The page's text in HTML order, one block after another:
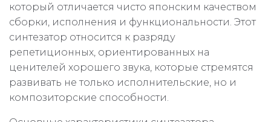
который отличается чисто японским качеством
сборки, исполнения и функциональности. Этот
синтезатор относится к разряду
репетиционных, ориентированных на
ценителей хорошего звука, которые стремятся
развивать не только исполнительские, но и
композиторские способности.